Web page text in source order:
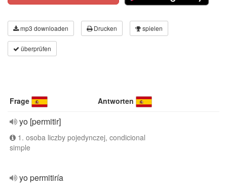
mp3 downloaden Drucken spielen
überprüfen
Frage Antworten
yo [permitir]
1. osoba liczby pojedynczej, condicional
simple
yo permitiría